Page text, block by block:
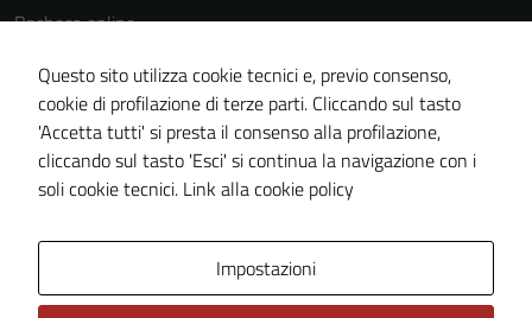
Bacheca online
Dichiarazione di accessibilità
Dichiarazione di accessibilità e modalità di segnalazioni di non
conformità
Piano di miglioramento del sito
Questo sito utilizza cookie tecnici e, previo consenso,
cookie di profilazione di terze parti. Cliccando sul tasto
'Accetta tutti' si presta il consenso alla profilazione,
cliccando sul tasto 'Esci' si continua la navigazione con i
soli cookie tecnici. Link alla cookie policy
Impostazioni